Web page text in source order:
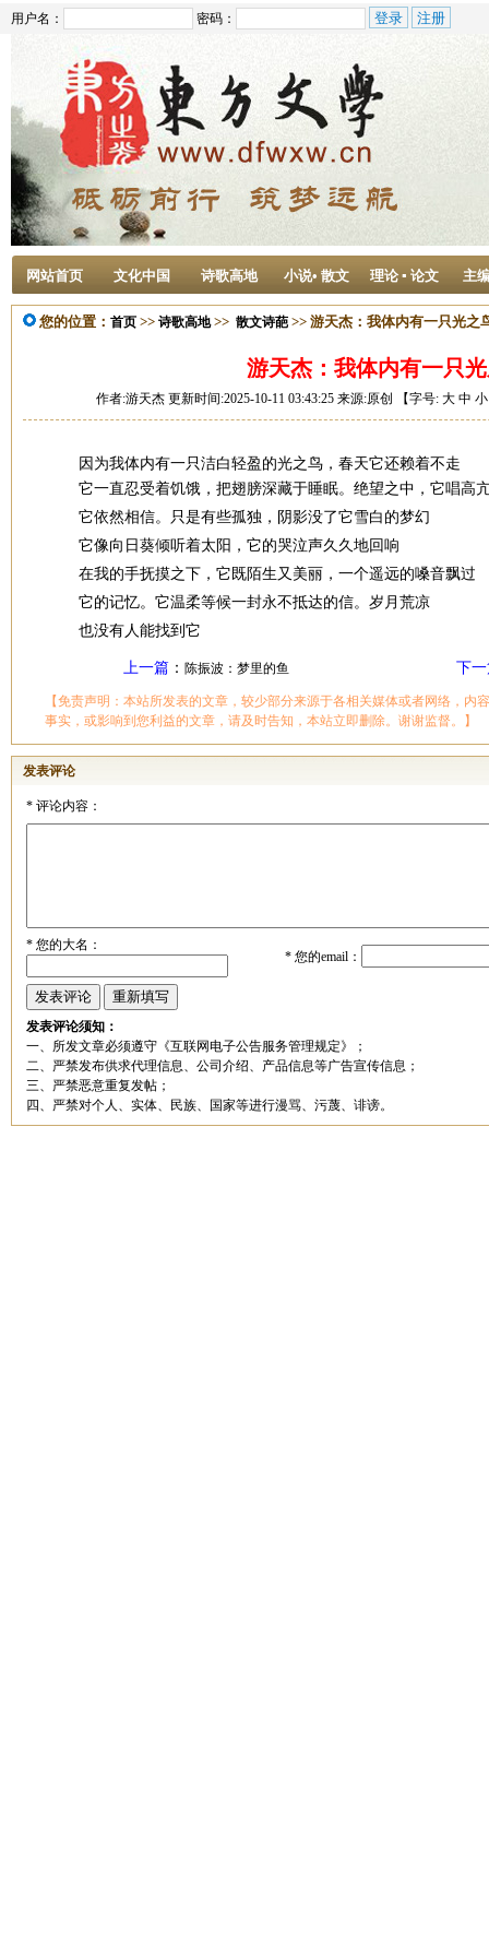
用户名： 密码：
网站首页 文化中国 诗歌高地 小说• 散文 理论 ▪ 论文 主
您的位置： 首页 >> 诗歌高地>> 散文诗葩 >> 游天杰：我体内有一只光之
游天杰：我体内有一只
作者:游天杰 更新时间:2025-10-11 03:43:25 来源:原创 【字号: 大 中 小
因为我体内有一只洁白轻盈的光之鸟，春天它还赖着不走
它一直忍受着饥饿，把翅膀深藏于睡眠。绝望之中，它唱高
它依然相信。只是有些孤独，阴影没了它雪白的梦幻
它像向日葵倾听着太阳，它的哭泣声久久地回响
在我的手抚摸之下，它既陌生又美丽，一个遥远的嗓音飘过
它的记忆。它温柔等候一封永不抵达的信。岁月荒凉
也没有人能找到它
上一篇： 陈振波：梦里的鱼 下
【免责声明：本站所发表的文章，较少部分来源于各相关媒体或者网络，内
事实，或影响到您利益的文章，请及时告知，本站立即删除。谢谢监督。】
发表评论
*评论内容：
*您的大名：
*您的email：
发表评论须知：
一、所发文章必须遵守《互联网电子公告服务管理规定》；
二、严禁发布供求代理信息、公司介绍、产品信息等广告宣传信息；
三、严禁恶意重复发帖；
四、严禁对个人、实体、民族、国家等进行漫骂、污蔑、诽谤。